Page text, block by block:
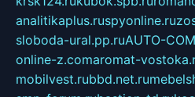
analitikaplus.ruspyonline.ru
sloboda-ural.pp.ruAUTO-
online-z.comaromat-
mobilvest.rubbd.net.ru